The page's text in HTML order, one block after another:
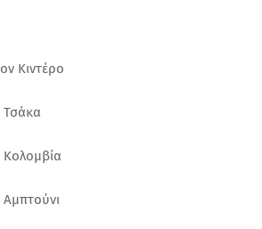
Κιντέρο
Τσάκα
Κολομβία
Αμπτούνι